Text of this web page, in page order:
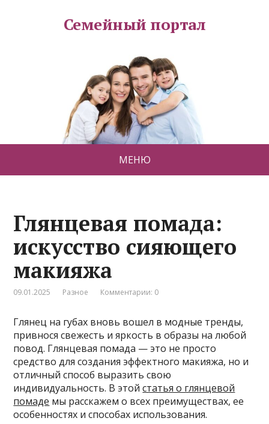
Семейный портал
МЕНЮ
Глянцевая помада:
искусство сияющего
макияжа
09.01.2025 Разное Комментарии: 0
Глянец на губах вновь вошел в модные тренды,
привнося свежесть и яркость в образы на любой
повод. Глянцевая помада — это не просто
средство для создания эффектного макияжа, но и
отличный способ выразить свою
индивидуальность. В этойстатья о глянцевой
помаде мы расскажем о всех преимуществах, ее
особенностях и способах использования.